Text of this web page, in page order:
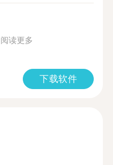
阅读更多
下载软件